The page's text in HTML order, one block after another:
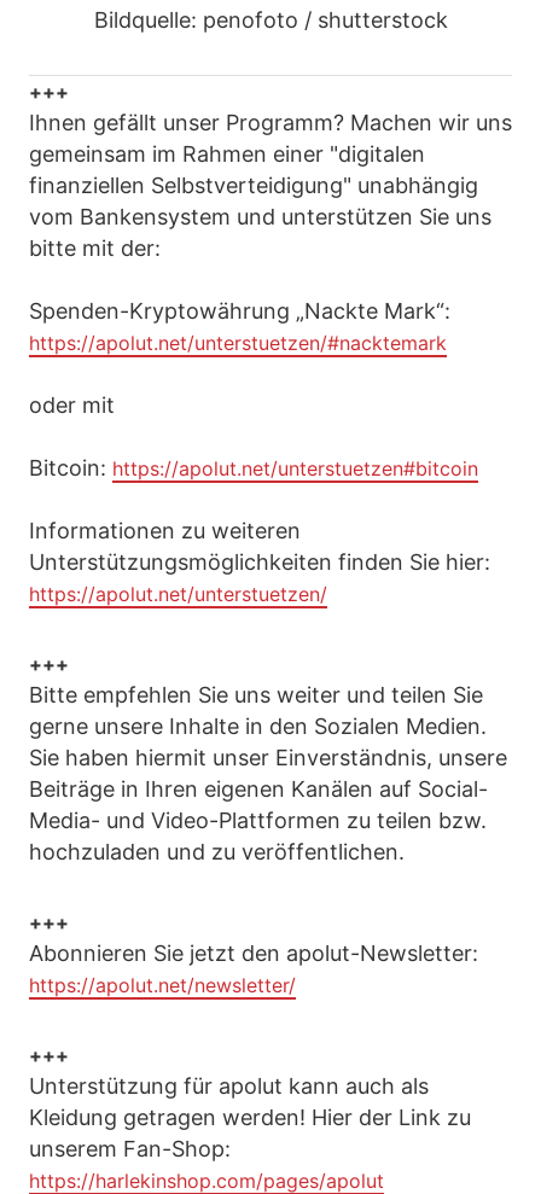
Bildquelle: penofoto / shutterstock
+++
Ihnen gefällt unser Programm? Machen wir uns
gemeinsam im Rahmen einer "digitalen
finanziellen Selbstverteidigung" unabhängig
vom Bankensystem und unterstützen Sie uns
bitte mit der:
Spenden-Kryptowährung „Nackte Mark“:
https://apolut.net/unterstuetzen/#nacktemark
oder mit
Bitcoin: https://apolut.net/unterstuetzen#bitcoin
Informationen zu weiteren
Unterstützungsmöglichkeiten finden Sie hier:
https://apolut.net/unterstuetzen/
+++
Bitte empfehlen Sie uns weiter und teilen Sie
gerne unsere Inhalte in den Sozialen Medien.
Sie haben hiermit unser Einverständnis, unsere
Beiträge in Ihren eigenen Kanälen auf Social-
Media- und Video-Plattformen zu teilen bzw.
hochzuladen und zu veröffentlichen.
+++
Abonnieren Sie jetzt den apolut-Newsletter:
https://apolut.net/newsletter/
+++
Unterstützung für apolut kann auch als
Kleidung getragen werden! Hier der Link zu
unserem Fan-Shop:
https://harlekinshop.com/pages/apolut